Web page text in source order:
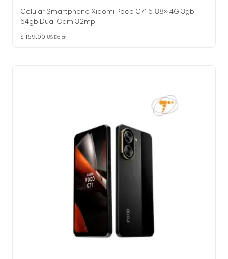
Celular Smartphone Xiaomi Poco C71 6,88» 4G 3gb
64gb Dual Cam 32mp
$ 169,00 US Dolar